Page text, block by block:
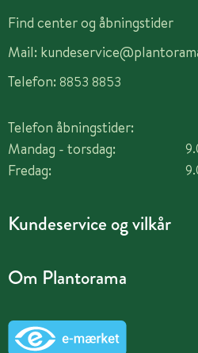
Find center og åbningstider
Mail:
Telefon: 8853 8853
Telefon åbningstider:
Mandag - torsdag:
Fredag:
Kundeservice og vilkår
Om Plantorama